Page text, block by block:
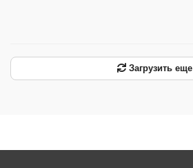
Загрузить еще